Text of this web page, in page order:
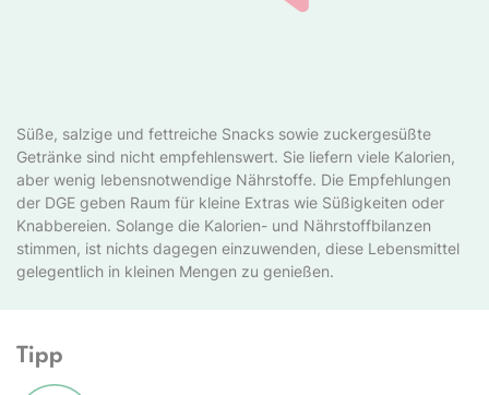
Süße, salzige und fettreiche Snacks sowie zuckergesüßte
Getränke sind nicht empfehlenswert. Sie liefern viele Kalorien,
aber wenig lebensnotwendige Nährstoffe. Die Empfehlungen
der DGE geben Raum für kleine Extras wie Süßigkeiten oder
Knabbereien. Solange die Kalorien- und Nährstoffbilanzen
stimmen, ist nichts dagegen einzuwenden, diese Lebensmittel
gelegentlich in kleinen Mengen zu genießen.
Tipp